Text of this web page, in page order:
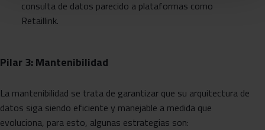
consulta de datos parecido a plataformas como
Retaillink.
Pilar 3: Mantenibilidad
La mantenibilidad se trata de garantizar que su arquitectura de
datos siga siendo eficiente y manejable a medida que
evoluciona, para esto, algunas estrategias son: